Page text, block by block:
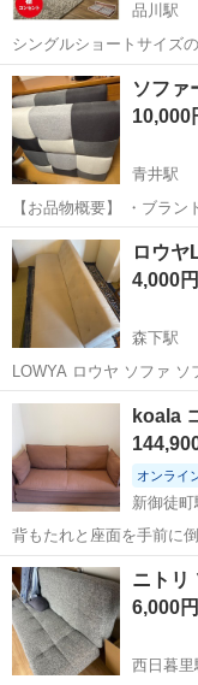
品川駅
シングルショートサイズ
として使用してました。 ※喫煙、ペット無し ※女性単身 ※定価
27,000円の商品
東京 港区
ソファ
10,000
青井駅
【お品物概要】 ・ブラ
ッド ・サイズ 幅
い可 - 高さ 58〜68cm
東京 足立区 青井駅
4,000円
森下駅
LOWYA ロウヤ ソファ ソ
調 リクライニング おしゃれ 約
ベッド。...
東京 江東区
koala
オンライ
新御徒町
背もたれと座面を手前に
変わりする画期的なソフ
ラウドセル素材のマット
します。 厚手のファブリ
東京 台東区 新御
ニトリ
6,000円
西日暮里